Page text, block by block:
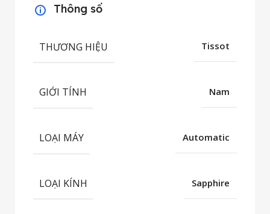
Thông số
THƯƠNG HIỆU Tissot
GIỚI TÍNH Nam
LOẠI MÁY Automatic
LOẠI KÍNH Sapphire